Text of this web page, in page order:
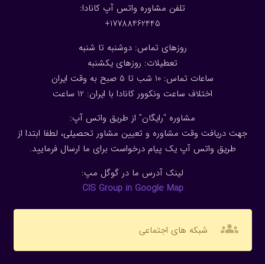
تلفن مشاوره واتس آپ کانادا:
17788462445+
روزهای تماس: دوشنبه تا شنبه
تعطیلات: روزهای یکشنبه
ساعات تماس: 10 شب تا 5 صبح به وقت ایران
اختلاف ساعت ونکوور کانادا با ایران: 1 2 ساعت
مشاوره “رایگان” از طریق واتس آپ:
جهت دریافت وقت مشاوره و تعیین مشاور تحصیلی، لطفا ابتدا از
طریق واتس آپ یک پیام درخواست برای ما ارسال فرمایید.
لینک آدرس ما در گوگل مپ:
CIS Group in Google Map
groups شبکه های اجتماعی